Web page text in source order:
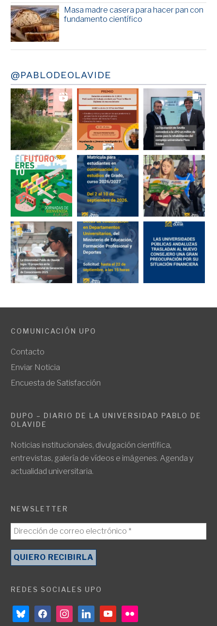
Masa madre casera para hacer pan con
fundamento científico
@PABLODEOLAVIDE
COMUNICACIÓN UPO
Contacto
Enviar Noticia
Encuesta de Satisfacción
DUPO – DIARIO DE LA UNIVERSIDAD PABLO DE
OLAVIDE
Noticias institucionales, divulgación científica,
entrevistas, galería de vídeos e imágenes. Agenda y
actualidad universitaria.
NEWSLETTER
REDES SOCIALES UPO
blueskyfacebookinstagramlinkedinyoutubeflickr